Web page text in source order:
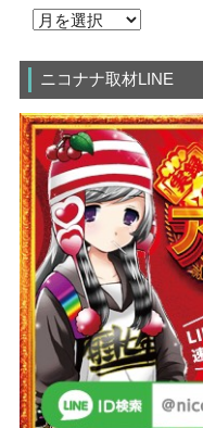
ニコナナ取材LINE